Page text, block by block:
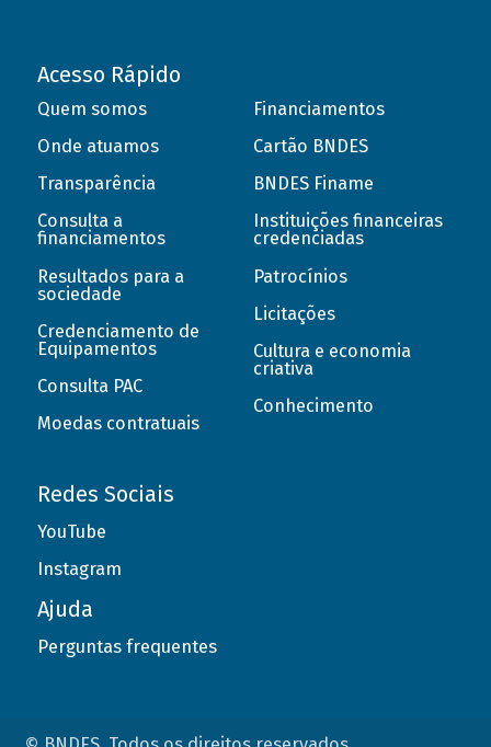
Acesso Rápido
Quem somos
Onde atuamos
Transparência
Consulta a
financiamentos
Resultados para a
sociedade
Credenciamento de
Equipamentos
Consulta PAC
Moedas contratuais
Financiamentos
Cartão BNDES
BNDES Finame
Instituições financeiras
credenciadas
Patrocínios
Licitações
Cultura e economia
criativa
Conhecimento
Redes Sociais
YouTube
Instagram
Ajuda
Perguntas frequentes